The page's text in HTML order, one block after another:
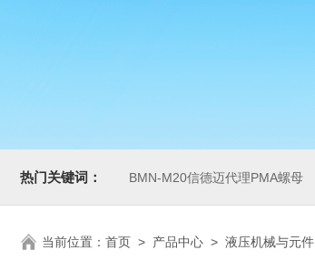
热门关键词： BMN-M20信德迈代理PMA螺母
当前位置： 首页 > 产品中心 > 液压机械与元件